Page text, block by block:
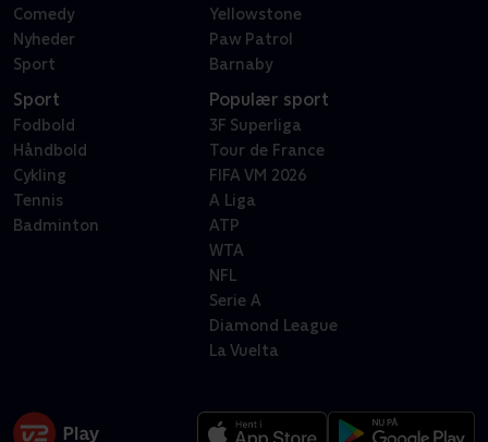
Comedy
Nyheder
Sport
Yellowstone
Paw Patrol
Barnaby
Sport
Fodbold
Håndbold
Cykling
Tennis
Badminton
Populær sport
3F Superliga
Tour de France
FIFA VM 2026
A Liga
ATP
WTA
NFL
Serie A
Diamond League
La Vuelta